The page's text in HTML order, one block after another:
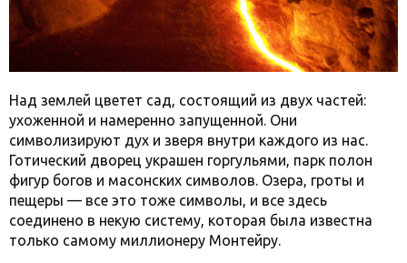
Над землей цветет сад, состоящий из двух частей:
ухоженной и намеренно запущенной. Они
символизируют дух и зверя внутри каждого из нас.
Готический дворец украшен горгульями, парк полон
фигур богов и масонских символов. Озера, гроты и
пещеры — все это тоже символы, и все здесь
соединено в некую систему, которая была известна
только самому миллионеру Монтейру.